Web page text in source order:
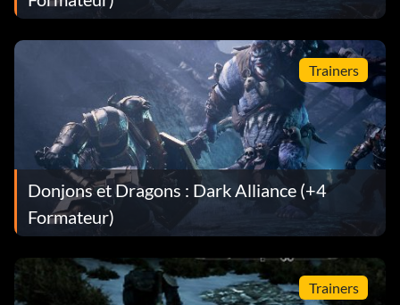
Trainers
Donjons et Dragons : Dark Alliance (+4
Formateur)
Trainers